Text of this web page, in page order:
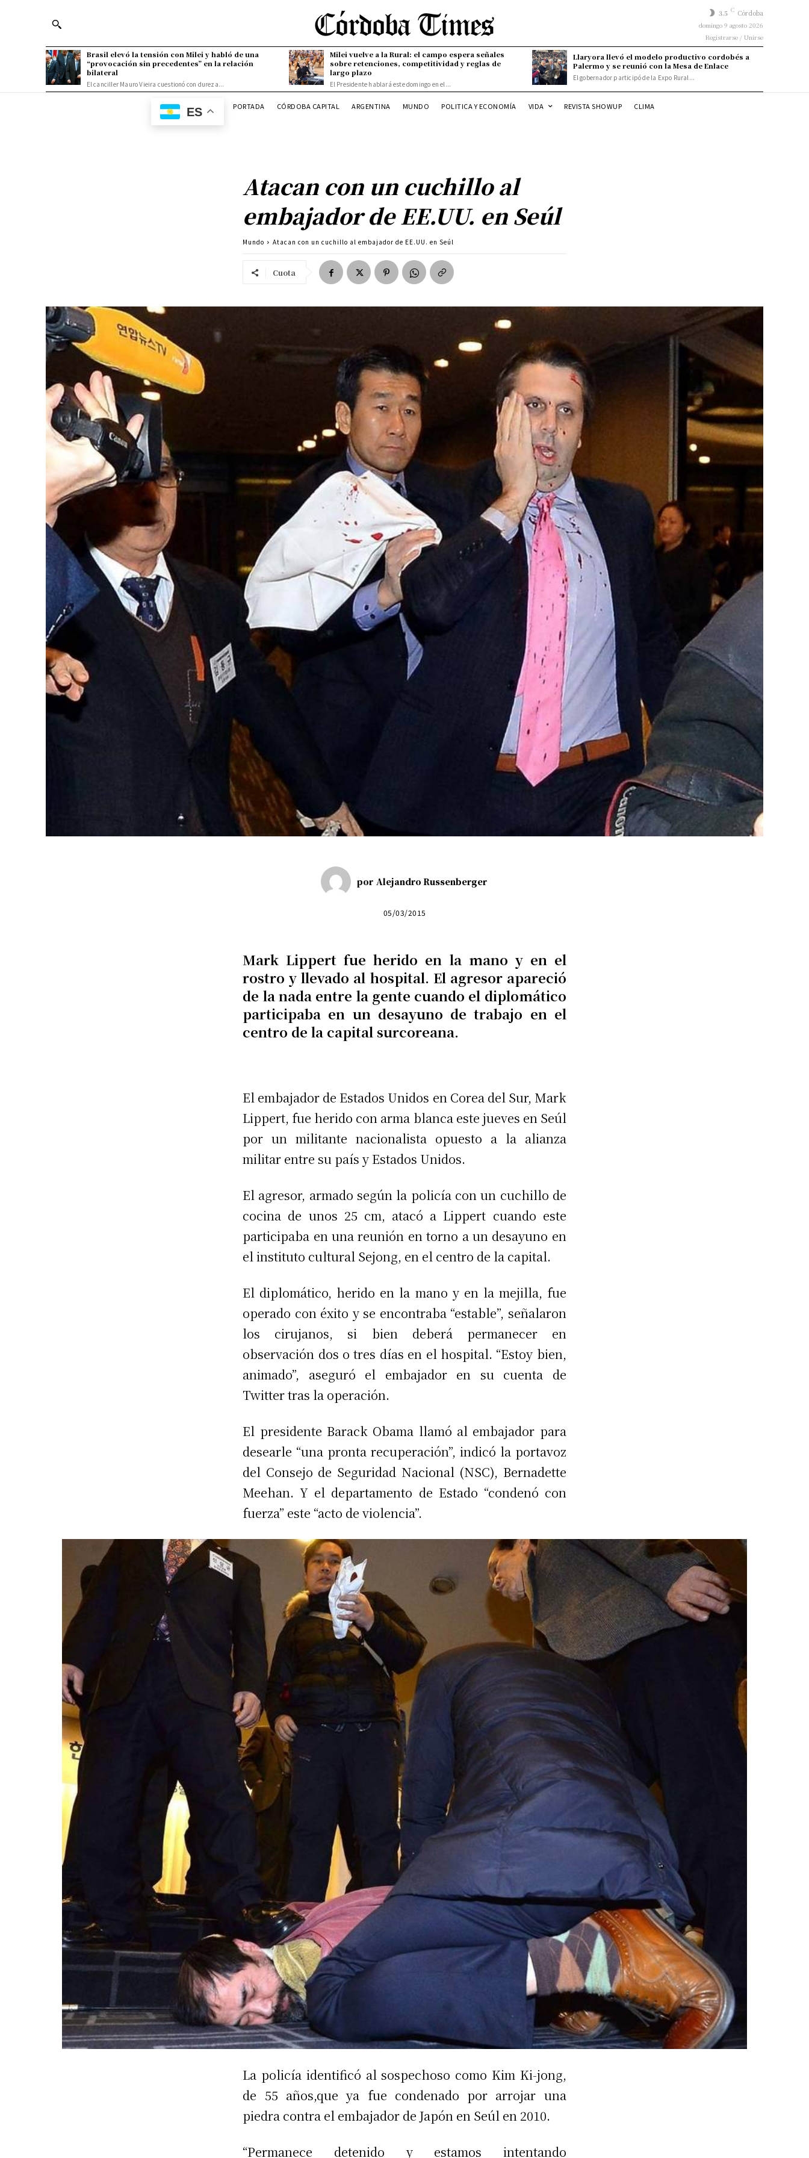
3.5 C Córdoba
domingo 9 agosto 2026
Registrarse / Unirse
Brasil elevó la tensión con Milei y habló de una
“provocación sin precedentes” en la relación
bilateral
El canciller Mauro Vieira cuestionó con dureza...
Milei vuelve a la Rural: el campo espera señales
sobre retenciones, competitividad y reglas de
largo plazo
El Presidente hablará este domingo en el...
Llaryora llevó el modelo productivo cordobés a
Palermo y se reunió con la Mesa de Enlace
El gobernador participó de la Expo Rural...
ES PORTADA CÓRDOBA CAPITAL ARGENTINA MUNDO POLITICA Y ECONOMÍA VIDA REVISTA SHOWUP CLIMA
Atacan con un cuchillo al
embajador de EE.UU. en Seúl
Mundo Atacan con un cuchillo al embajador de EE.UU. en Seúl
Cuota
por Alejandro Russenberger
05/03/2015
Mark Lippert fue herido en la mano y en el
rostro y llevado al hospital. El agresor apareció
de la nada entre la gente cuando el diplomático
participaba en un desayuno de trabajo en el
centro de la capital surcoreana.
El embajador de Estados Unidos en Corea del Sur, Mark
Lippert, fue herido con arma blanca este jueves en Seúl
por un militante nacionalista opuesto a la alianza
militar entre su país y Estados Unidos.
El agresor, armado según la policía con un cuchillo de
cocina de unos 25 cm, atacó a Lippert cuando este
participaba en una reunión en torno a un desayuno en
el instituto cultural Sejong, en el centro de la capital.
El diplomático, herido en la mano y en la mejilla, fue
operado con éxito y se encontraba “estable”, señalaron
los cirujanos, si bien deberá permanecer en
observación dos o tres días en el hospital. “Estoy bien,
animado”, aseguró el embajador en su cuenta de
Twitter tras la operación.
El presidente Barack Obama llamó al embajador para
desearle “una pronta recuperación”, indicó la portavoz
del Consejo de Seguridad Nacional (NSC), Bernadette
Meehan. Y el departamento de Estado “condenó con
fuerza” este “acto de violencia”.
La policía identificó al sospechoso como Kim Ki-jong,
de 55 años,que ya fue condenado por arrojar una
piedra contra el embajador de Japón en Seúl en 2010.
“Permanece detenido y estamos intentando